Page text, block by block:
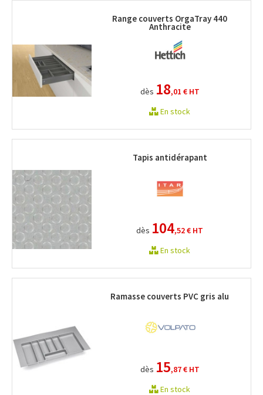
Range couverts OrgaTray 440
Anthracite
dès 18,01 €HT
En stock
Tapis antidérapant
dès 104,52 € HT
En stock
Ramasse couverts PVC gris alu
dès 15,87 €HT
En stock